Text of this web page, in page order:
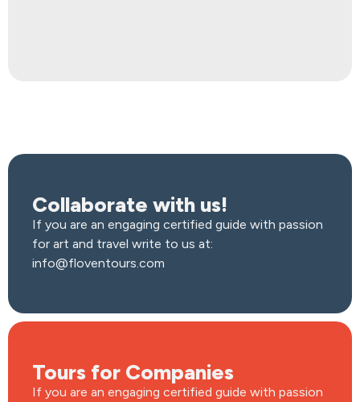
Collaborate with us!
If you are an engaging certified guide with passion
for art and travel write to us at:
info@floventours.com
Tours for Companies
If you are an engaging certified guide with passion